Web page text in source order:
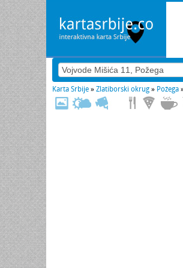
Karta Srbije » Zlatiborski okrug » Požega